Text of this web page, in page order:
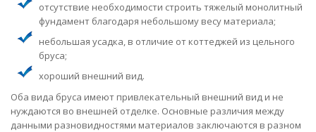
отсутствие необходимости строить тяжелый монолитный
фундамент благодаря небольшому весу материала;
небольшая усадка, в отличие от коттеджей из цельного
бруса;
хороший внешний вид.
Оба вида бруса имеют привлекательный внешний вид и не
нуждаются во внешней отделке. Основные различия между
данными разновидностями материалов заключаются в разном